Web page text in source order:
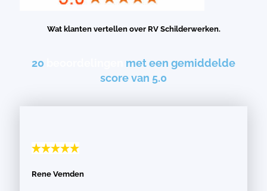
Wat klanten vertellen over RV Schilderwerken.
20
met een gemiddelde
score van 5.0
Rene Vemden